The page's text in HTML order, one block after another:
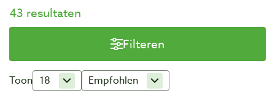
43 resultaten
Filteren
Toon 18 Empfohlen